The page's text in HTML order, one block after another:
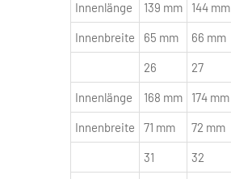
Innenlänge 139 mm 144 mm
Innenbreite 65 mm 66 mm
26 27
Innenlänge 168 mm 174 mm
Innenbreite 71 mm 72 mm
31 32